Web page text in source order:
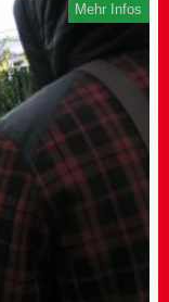
Mehr Infos